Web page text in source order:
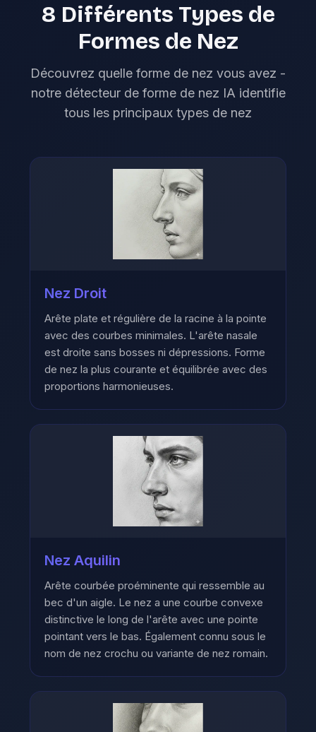
8 Différents Types de
Formes de Nez
Découvrez quelle forme de nez vous avez -
notre détecteur de forme de nez IA identifie
tous les principaux types de nez
Nez Droit
Arête plate et régulière de la racine à la pointe
avec des courbes minimales. L'arête nasale
est droite sans bosses ni dépressions. Forme
de nez la plus courante et équilibrée avec des
proportions harmonieuses.
Nez Aquilin
Arête courbée proéminente qui ressemble au
bec d'un aigle. Le nez a une courbe convexe
distinctive le long de l'arête avec une pointe
pointant vers le bas. Également connu sous le
nom de nez crochu ou variante de nez romain.